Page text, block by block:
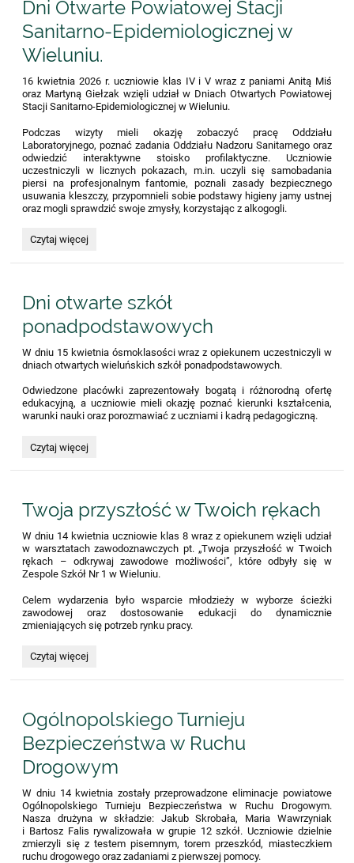
Dni Otwarte Powiatowej Stacji
Sanitarno-Epidemiologicznej w
Wieluniu.
16 kwietnia 2026 r. uczniowie klas IV i V wraz z paniami Anitą Miś
oraz Martyną Giełzak wzięli udział w Dniach Otwartych Powiatowej
Stacji Sanitarno-Epidemiologicznej w Wieluniu.
Podczas wizyty mieli okazję zobaczyć pracę Oddziału
Laboratoryjnego, poznać zadania Oddziału Nadzoru Sanitarnego oraz
odwiedzić interaktywne stoisko profilaktyczne. Uczniowie
uczestniczyli w licznych pokazach, m.in. uczyli się samobadania
piersi na profesjonalnym fantomie, poznali zasady bezpiecznego
usuwania kleszczy, przypomnieli sobie podstawy higieny jamy ustnej
oraz mogli sprawdzić swoje zmysły, korzystając z alkogogli.
Dni
Powiatowej
Epidemiologicznej
w
Wieluniu.:
Czytaj więcej
Dni otwarte szkół
ponadpodstawowych
W dniu 15 kwietnia ósmoklasości wraz z opiekunem uczestniczyli w
dniach otwartych wieluńskich szkół ponadpodstawowych.
Odwiedzone placówki zaprezentowały bogatą i różnorodną ofertę
edukacyjną, a uczniowie mieli okazję poznać kierunki kształcenia,
warunki nauki oraz porozmawiać z uczniami i kadrą pedagogiczną.
Dni
szkół
Czytaj więcej
Twoja przyszłość w Twoich rękach
W dniu 14 kwietnia uczniowie klas 8 wraz z opiekunem wzięli udział
w warsztatach zawodoznawczych pt. „Twoja przyszłość w Twoich
rękach – odkrywaj zawodowe możliwości”, które odbyły się w
Zespole Szkół Nr 1 w Wieluniu.
Celem wydarzenia było wsparcie młodzieży w wyborze ścieżki
zawodowej oraz dostosowanie edukacji do dynamicznie
zmieniających się potrzeb rynku pracy.
Twoja
w
Czytaj więcej
Ogólnopolskiego Turnieju
Bezpieczeństwa w Ruchu
Drogowym
W dniu 14 kwietnia zostały przeprowadzone eliminacje powiatowe
Ogólnopolskiego Turnieju Bezpieczeństwa w Ruchu Drogowym.
Nasza drużyna w składzie: Jakub Skrobała, Maria Wawrzyniak
i Bartosz Falis rywalizowała w grupie 12 szkół. Uczniowie dzielnie
zmierzyli się z testem pisemnym, torem przeszkód, miasteczkiem
ruchu drogowego oraz zadaniami z pierwszej pomocy.